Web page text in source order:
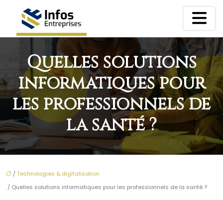
Quelles solutions
informatiques pour
les professionnels de
la santé ?
/Technologies & digitalisation
/ Quelles solutions informatiques pour les professionnels de la santé ?